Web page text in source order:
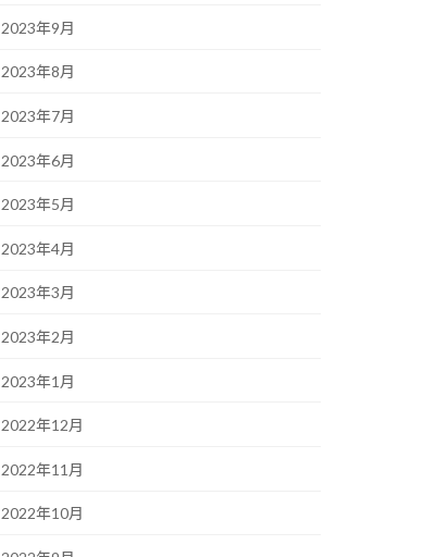
2023年9月
2023年8月
2023年7月
2023年6月
2023年5月
2023年4月
2023年3月
2023年2月
2023年1月
2022年12月
2022年11月
2022年10月